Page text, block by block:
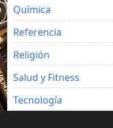
Química
Referencia
Religión
Salud y Fitness
Tecnología